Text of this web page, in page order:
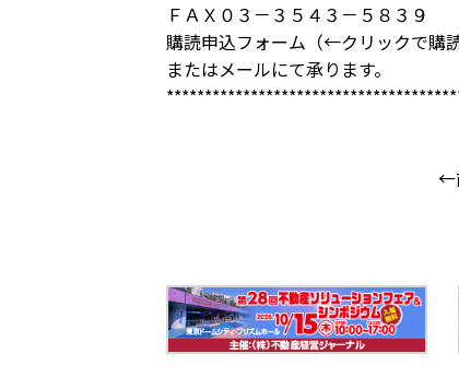
ＦＡＸ０３－３５４３－５８３９
購読申込フォーム （←クリックで購
またはメールにて承ります。
←